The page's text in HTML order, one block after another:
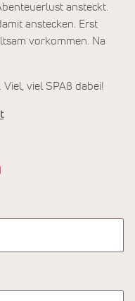
ansteckt.
anstecken. Erst
vorkommen. Na
viel SPAß dabei!